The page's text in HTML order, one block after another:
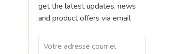
get the latest updates, news
and product offers via email